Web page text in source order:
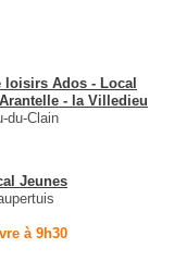
loisirs Ados - Local
- la Villedieu
du-Clain
Jeunes
à 9h30